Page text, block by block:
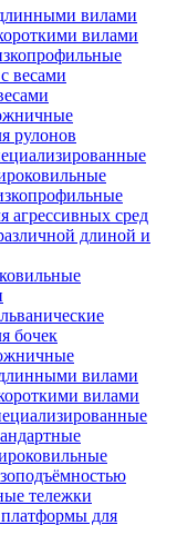
вилами
вилами
рулонов
агрессивных сред
длиной и
бочек
вилами
вилами
тележки